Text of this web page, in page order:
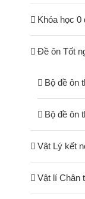
Khóa học 0
Đề ôn Tốt
Bộ đề ôn
Bộ đề ôn
Vật Lý kết
Vật lí Chân